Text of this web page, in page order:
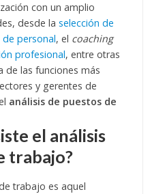
con un amplio
desde la selección de
personal, el coaching
profesional, entre otras
de las funciones más
y gerentes de
análisis de puestos de
el análisis
trabajo?
trabajo es aquel